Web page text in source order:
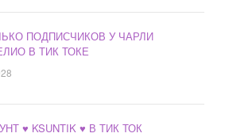
ПОДПИСЧИКОВ У ЧАРЛИ
В ТИК ТОКЕ
♥️ KSUNTIK ♥️ В ТИК ТОК